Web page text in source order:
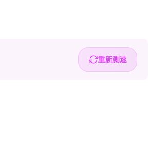
重新测速